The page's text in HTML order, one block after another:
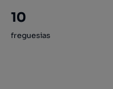
10
freguesias